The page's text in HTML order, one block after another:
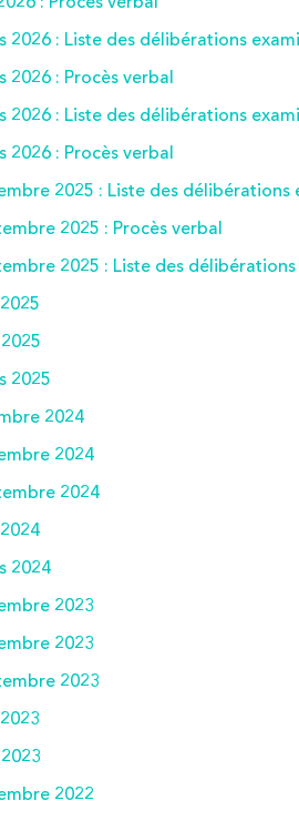
: Liste des délibérations
: Procès verbal
: Liste des délibérations
: Procès verbal
2025 : Liste des délibérations
2025 : Procès verbal
2025 : Liste des délibérations
2025
2024
2024
2024
2024
2023
2023
2023
2022